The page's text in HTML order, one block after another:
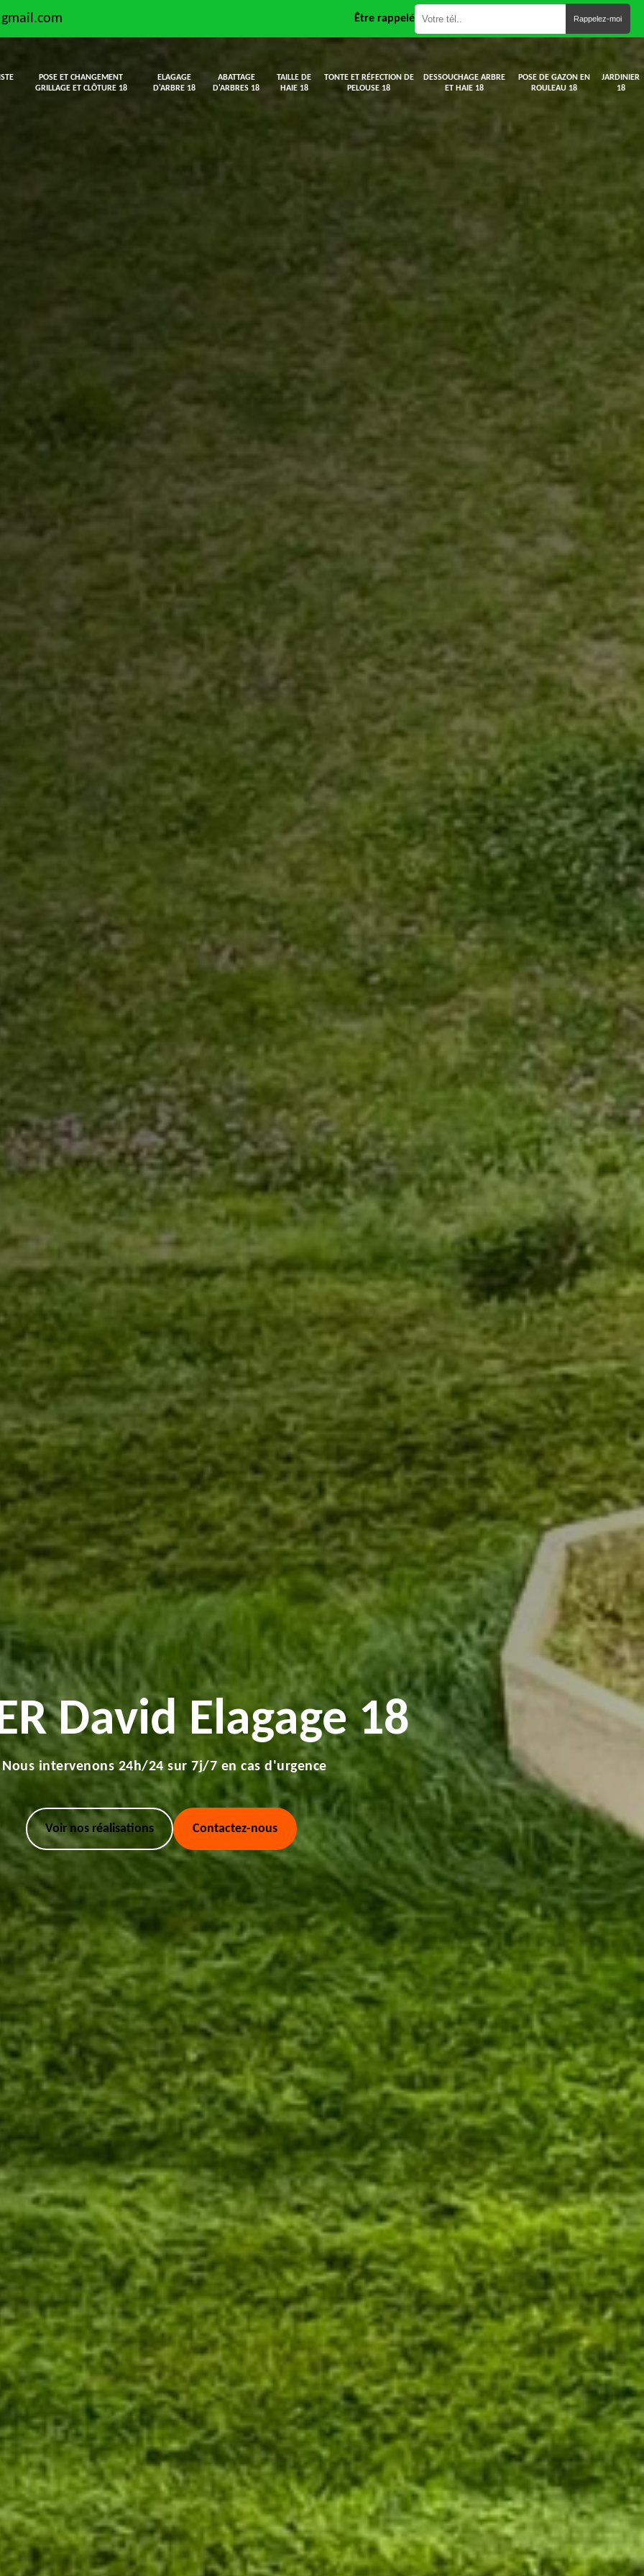
Être rappelé
POSE ET CHANGEMENT
GRILLAGE ET CLÔTURE 18
ELAGAGE
D'ARBRE 18
ABATTAGE
D'ARBRES 18
TAILLE DE
HAIE 18
TONTE ET RÉFECTION DE
PELOUSE 18
DESSOUCHAGE ARBRE
ET HAIE 18
POSE DE GAZON EN
ROULEAU 18
JARDINIER
18
David Elagage 18
Nous intervenons 24h/24 sur 7j/7 en cas d'urgence
Voir nos réalisations Contactez-nous